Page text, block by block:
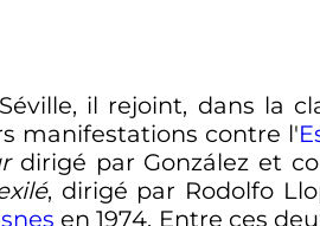
il rejoint, dans la
manifestations contre l'
dirigé par González et
, dirigé par Rodolfo
en 1974. Entre ces